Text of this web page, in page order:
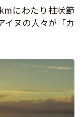
にわたり柱状節
イヌの人々が「カ